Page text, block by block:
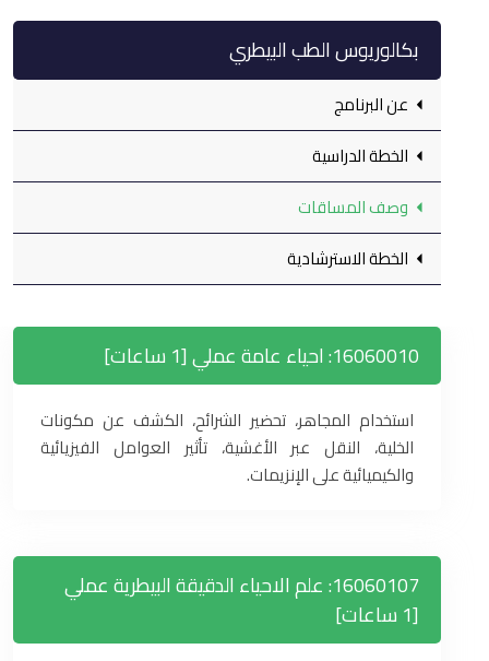
بكالوريوس الطب البيطري
عن البرنامج
الخطة الدراسية
وصف المساقات
الخطة الاسترشادية
16060010: احياء عامة عملي [1 ساعات]
استخدام المجاهر، تحضير الشرائح، الكشف عن مكونات
الخلية، النقل عبر الأغشية، تأثير العوامل الفيزيائية
والكيميائية على الإنزيمات.
16060107: علم الاحياء الدقيقة البيطرية عملي
[1 ساعات]